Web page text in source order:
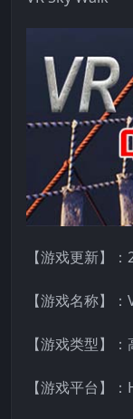
【游戏更新】
【游戏名称】
【游戏类型】
【游戏平台】